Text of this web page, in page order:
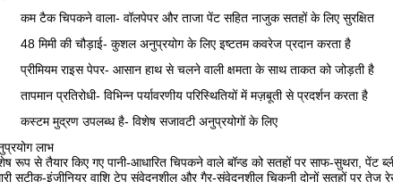
कम टैक चिपकने वाला- वॉलपेपर और ताजा पेंट सहित नाजुक सतहों के लिए सुरक्षित
48 मिमी की चौड़ाई- कुशल अनुप्रयोग के लिए इष्टतम कवरेज प्रदान करता है
प्रीमियम राइस पेपर- आसान हाथ से चलने वाली क्षमता के साथ ताकत को जोड़ती है
तापमान प्रतिरोधी- विभिन्न पर्यावरणीय परिस्थितियों में मज़बूती से प्रदर्शन करता है
कस्टम मुद्रण उपलब्ध है- विशेष सजावटी अनुप्रयोगों के लिए
लाभ
रूप से तैयार किए गए पानी-आधारित चिपकने वाले बॉन्ड को सतहों पर साफ-सुथरा,
सटीक-इंजीनियर वाशि टेप संवेदनशील और गैर-संवेदनशील चिकनी दोनों सतहों पर